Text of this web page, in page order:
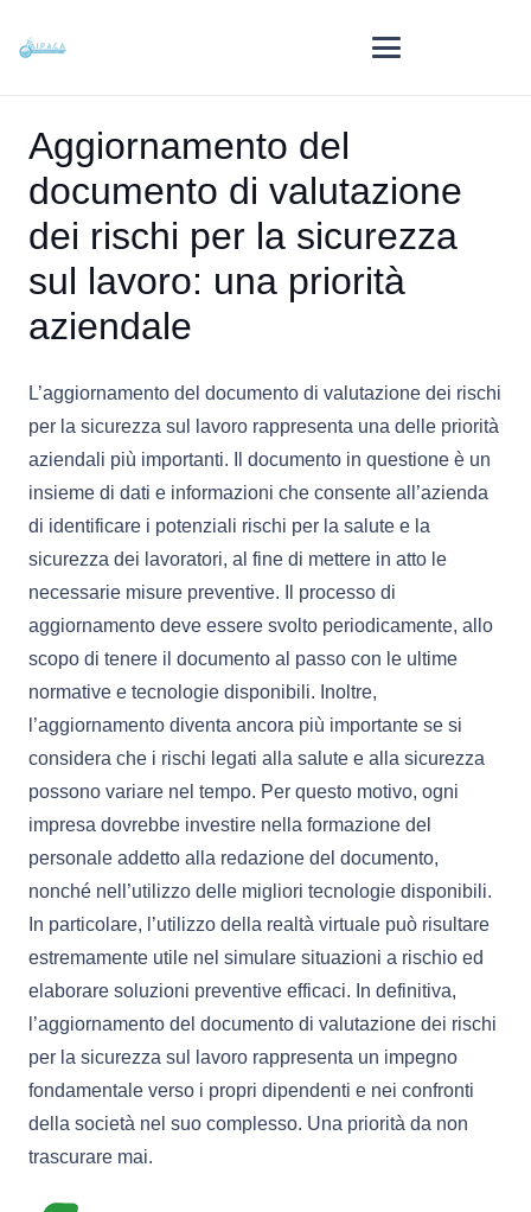
Aggiornamento del
documento di valutazione
dei rischi per la sicurezza
sul lavoro: una priorità
aziendale
L’aggiornamento del documento di valutazione dei rischi
per la sicurezza sul lavoro rappresenta una delle priorità
aziendali più importanti. Il documento in questione è un
insieme di dati e informazioni che consente all’azienda
di identificare i potenziali rischi per la salute e la
sicurezza dei lavoratori, al fine di mettere in atto le
necessarie misure preventive. Il processo di
aggiornamento deve essere svolto periodicamente, allo
scopo di tenere il documento al passo con le ultime
normative e tecnologie disponibili. Inoltre,
l’aggiornamento diventa ancora più importante se si
considera che i rischi legati alla salute e alla sicurezza
possono variare nel tempo. Per questo motivo, ogni
impresa dovrebbe investire nella formazione del
personale addetto alla redazione del documento,
nonché nell’utilizzo delle migliori tecnologie disponibili.
In particolare, l’utilizzo della realtà virtuale può risultare
estremamente utile nel simulare situazioni a rischio ed
elaborare soluzioni preventive efficaci. In definitiva,
l’aggiornamento del documento di valutazione dei rischi
per la sicurezza sul lavoro rappresenta un impegno
fondamentale verso i propri dipendenti e nei confronti
della società nel suo complesso. Una priorità da non
trascurare mai.